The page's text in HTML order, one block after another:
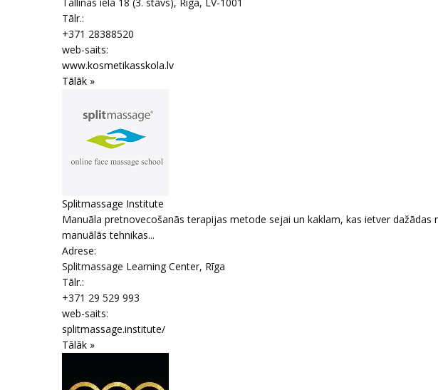
Tālr.:
+371 28388520
web-saits:
www.kosmetikasskola.lv
Tālāk »
Splitmassage Institute
Manuāla pretnovecošanās terapijas metode sejai un kaklam, kas ietver
manuālās tehnikas...
Adrese:
Splitmassage Learning Center, Rīga
Tālr.:
+371 29 529 993
web-saits:
splitmassage.institute/
Tālāk »